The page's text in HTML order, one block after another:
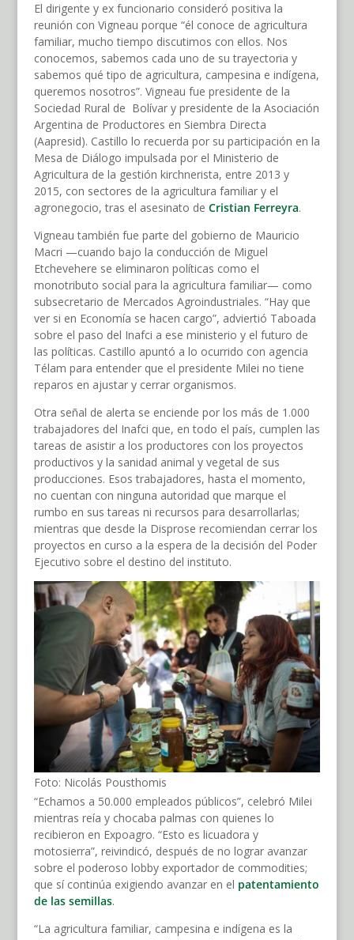
El dirigente y ex funcionario consideró positiva la
reunión con Vigneau porque “él conoce de agricultura
familiar, mucho tiempo discutimos con ellos. Nos
conocemos, sabemos cada uno de su trayectoria y
sabemos qué tipo de agricultura, campesina e indígena,
queremos nosotros”. Vigneau fue presidente de la
Sociedad Rural de Bolívar y presidente de la Asociación
Argentina de Productores en Siembra Directa
(Aapresid). Castillo lo recuerda por su participación en la
Mesa de Diálogo impulsada por el Ministerio de
Agricultura de la gestión kirchnerista, entre 2013 y
2015, con sectores de la agricultura familiar y el
agronegocio, tras el asesinato de Cristian Ferreyra.
Vigneau también fue parte del gobierno de Mauricio
Macri —cuando bajo la conducción de Miguel
Etchevehere se eliminaron políticas como el
monotributo social para la agricultura familiar— como
subsecretario de Mercados Agroindustriales. “Hay que
ver si en Economía se hacen cargo”, adviertió Taboada
sobre el paso del Inafci a ese ministerio y el futuro de
las políticas. Castillo apuntó a lo ocurrido con agencia
Télam para entender que el presidente Milei no tiene
reparos en ajustar y cerrar organismos.
Otra señal de alerta se enciende por los más de 1.000
trabajadores del Inafci que, en todo el país, cumplen las
tareas de asistir a los productores con los proyectos
productivos y la sanidad animal y vegetal de sus
producciones. Esos trabajadores, hasta el momento,
no cuentan con ninguna autoridad que marque el
rumbo en sus tareas ni recursos para desarrollarlas;
mientras que desde la Disprose recomiendan cerrar los
proyectos en curso a la espera de la decisión del Poder
Ejecutivo sobre el destino del instituto.
Foto: Nicolás Pousthomis
“Echamos a 50.000 empleados públicos”, celebró Milei
mientras reía y chocaba palmas con quienes lo
recibieron en Expoagro. “Esto es licuadora y
motosierra”, reivindicó, después de no lograr avanzar
sobre el poderoso lobby exportador de commodities;
que sí continúa exigiendo avanzar en el patentamiento
de las semillas.
“La agricultura familiar, campesina e indígena es la